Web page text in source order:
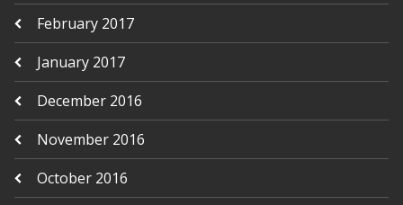
February 2017
January 2017
December 2016
November 2016
October 2016